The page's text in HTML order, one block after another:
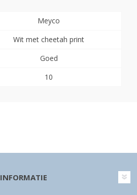
Meyco
Wit met cheetah print
Goed
10
INFORMATIE